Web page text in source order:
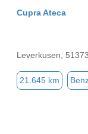
Cupra Ateca
Leverkusen, 51373
21.645 km